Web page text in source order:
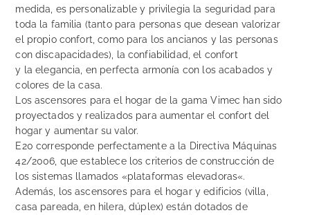
medida, es personalizable y privilegia la seguridad para
toda la familia (tanto para personas que desean valorizar
el propio confort, como para los ancianos y las personas
con discapacidades), la confiabilidad, el confort
y la elegancia, en perfecta armonía con los acabados y
colores de la casa.
Los ascensores para el hogar de la gama Vimec han sido
proyectados y realizados para aumentar el confort del
hogar y aumentar su valor.
E20 corresponde perfectamente a la Directiva Máquinas
42/2006, que establece los criterios de construcción de
los sistemas llamados «plataformas elevadoras«.
Además, los ascensores para el hogar y edificios (villa,
casa pareada, en hilera, dúplex) están dotados de